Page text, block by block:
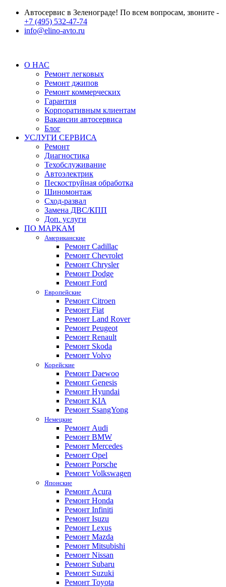
Автосервис в Зеленограде! По всем вопросам, звоните -
+7 (495) 532-47-74
info@elino-avto.ru
О НАС
Ремонт легковых
Ремонт джипов
Ремонт коммерческих
Гарантия
Корпоративным клиентам
Вакансии автосервиса
Блог
УСЛУГИ СЕРВИСА
Ремонт
Диагностика
Техобслуживание
Автоэлектрик
Пескоструйная обработка
Шиномонтаж
Сход-развал
Замена ДВС/КПП
Доп. услуги
ПО МАРКАМ
Американские
Ремонт Cadillac
Ремонт Chevrolet
Ремонт Chrysler
Ремонт Dodge
Ремонт Ford
Европейские
Ремонт Citroen
Ремонт Fiat
Ремонт Land Rover
Ремонт Peugeot
Ремонт Renault
Ремонт Skoda
Ремонт Volvo
Корейские
Ремонт Daewoo
Ремонт Genesis
Ремонт Hyundai
Ремонт KIA
Ремонт SsangYong
Немецкие
Ремонт Audi
Ремонт BMW
Ремонт Mercedes
Ремонт Opel
Ремонт Porsche
Ремонт Volkswagen
Японские
Ремонт Acura
Ремонт Honda
Ремонт Infiniti
Ремонт Isuzu
Ремонт Lexus
Ремонт Mazda
Ремонт Mitsubishi
Ремонт Nissan
Ремонт Subaru
Ремонт Suzuki
Ремонт Toyota